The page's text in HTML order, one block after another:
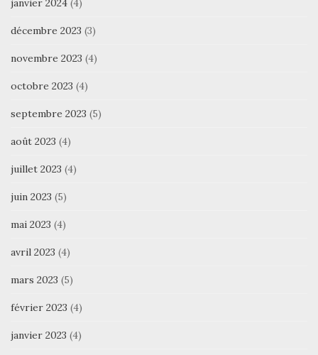
décembre 2023 (3)
novembre 2023 (4)
octobre 2023 (4)
septembre 2023 (5)
août 2023 (4)
juillet 2023 (4)
juin 2023 (5)
mai 2023 (4)
avril 2023 (4)
mars 2023 (5)
février 2023 (4)
janvier 2023 (4)